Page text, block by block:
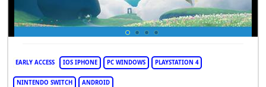
EARLY ACCESS IOS IPHONE PC WINDOWS PLAYSTATION 4
NINTENDO SWITCH ANDROID